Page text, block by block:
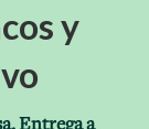
y
Entrega a